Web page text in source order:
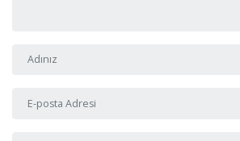
Adı ve Soyadı
E-posta Adresi